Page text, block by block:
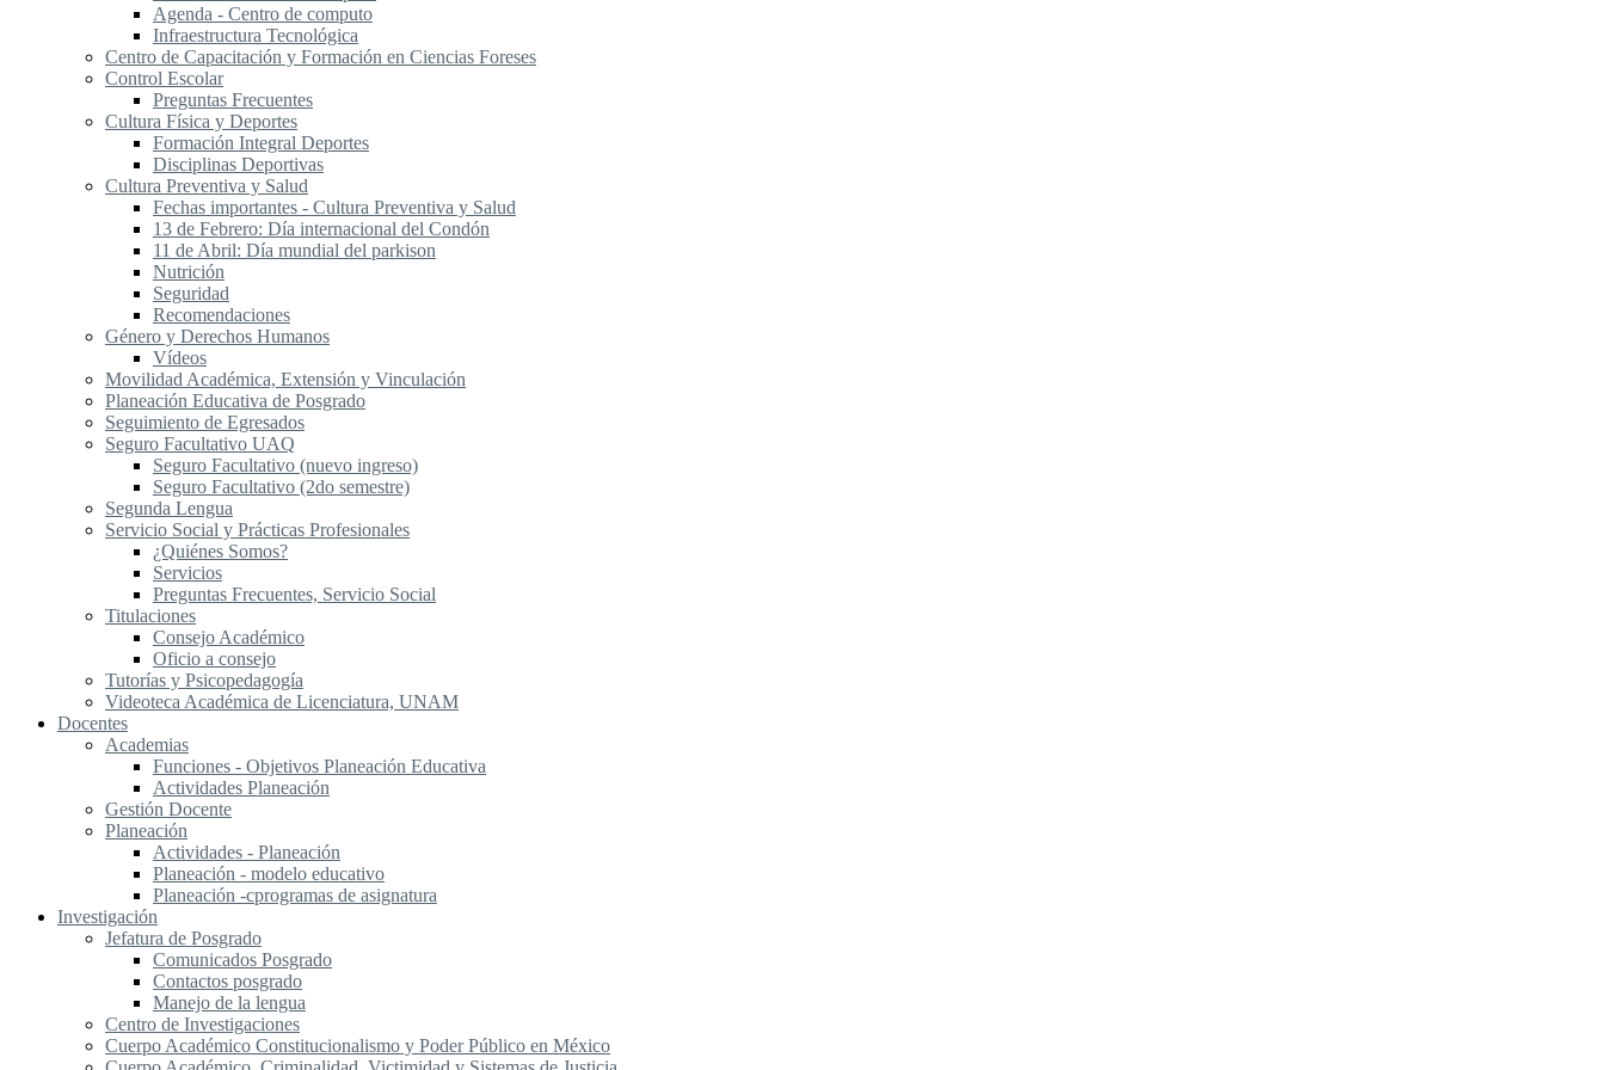
Agenda - Centro de computo
Infraestructura Tecnológica
Centro de Capacitación y Formación en Ciencias Foreses
Control Escolar
Preguntas Frecuentes
Cultura Física y Deportes
Formación Integral Deportes
Disciplinas Deportivas
Cultura Preventiva y Salud
Fechas importantes - Cultura Preventiva y Salud
13 de Febrero: Día internacional del Condón
11 de Abril: Día mundial del parkison
Nutrición
Seguridad
Recomendaciones
Género y Derechos Humanos
Vídeos
Movilidad Académica, Extensión y Vinculación
Planeación Educativa de Posgrado
Seguimiento de Egresados
Seguro Facultativo UAQ
Seguro Facultativo (nuevo ingreso)
Seguro Facultativo (2do semestre)
Segunda Lengua
S​ervicio Social y Prácticas Profesionales
¿Quiénes Somos?
Servicios
Preguntas Frecuentes, Servicio Social
Titulaciones
Consejo Académico
Oficio a consejo
Tutorías y Psicopedagogía
Videoteca Académica de Licenciatura, UNAM
Docentes
Academias
Funciones - Objetivos Planeación Educativa
Actividades Planeación
Gestión Docente
Planeación
Actividades - Planeación
Planeación - modelo educativo
Planeación -cprogramas de asignatura
Investigación
Jefatura de Posgrado
Comunicados Posgrado
Contactos posgrado
Manejo de la lengua
Centro de Investigaciones
Cuerpo Académico Constitucionalismo y Poder Público en México